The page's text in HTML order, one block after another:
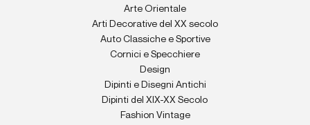
Arte Orientale
Arti Decorative del XX secolo
Auto Classiche e Sportive
Cornici e Specchiere
Design
Dipinti e Disegni Antichi
Dipinti del XIX-XX Secolo
Fashion Vintage